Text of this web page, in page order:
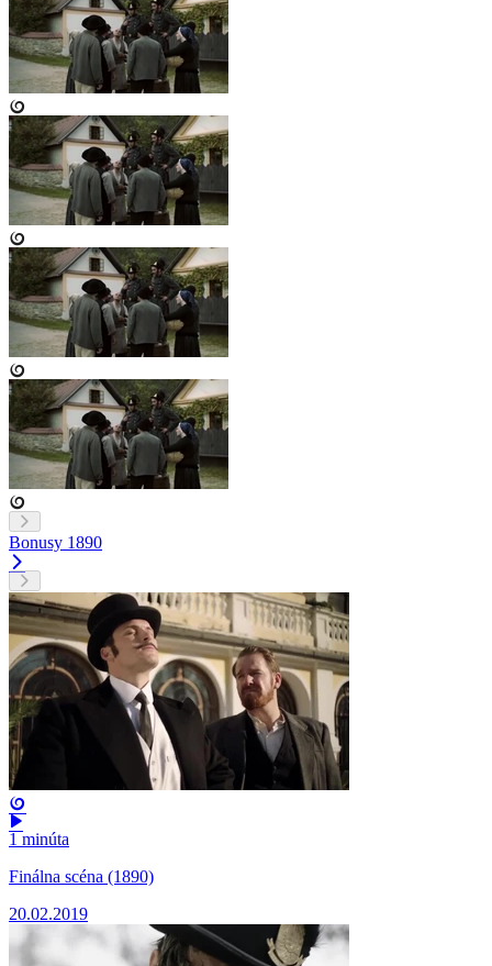
Bonusy 1890
1 minúta
Finálna scéna (1890)
20.02.2019